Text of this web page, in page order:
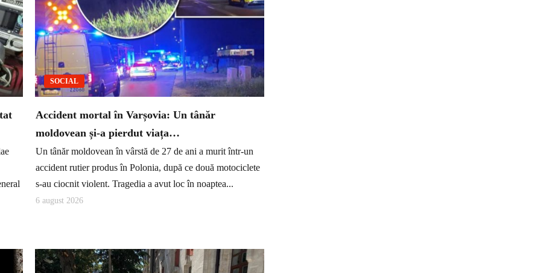
SOCIAL
Accident mortal în Varșovia: Un tânăr
moldovean și-a pierdut viața…
Un tânăr moldovean în vârstă de 27 de ani a murit într-un
accident rutier produs în Polonia, după ce două motociclete
s-au ciocnit violent. Tragedia a avut loc în noaptea...
6 august 2026